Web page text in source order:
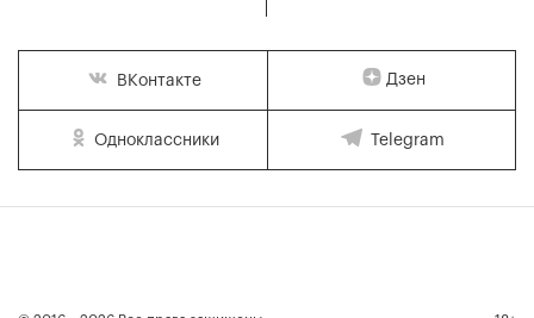
ВКонтакте Дзен
Одноклассники Telegram